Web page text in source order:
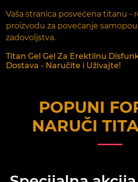
Vaša stranica posvećena titanu -
proizvodu za povećanje
zadovoljstva.
Titan Gel Gel Za Erektilnu
Dostava - Naručite i Uživajte!
POPUNI
NARUČI